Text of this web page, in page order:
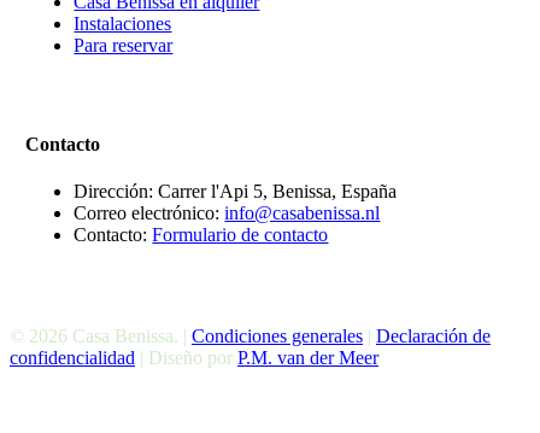
Instalaciones
Para reservar
Contacto
Dirección: Carrer l'Api 5, Benissa, España
Correo electrónico:info@casabenissa.nl
Contacto:Formulario de contacto
© 2026 Casa Benissa. | Condiciones generales | Declaración de
confidencialidad | Diseño por P.M. van der Meer